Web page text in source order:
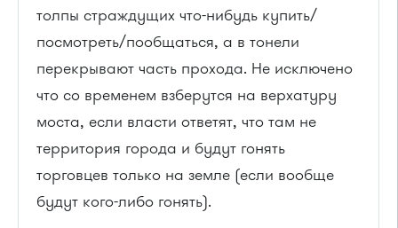
толпы страждущих что-нибудь купить/
посмотреть/пообщаться, а в тонели
перекрывают часть прохода. Не исключено
что со временем взберутся на верхатуру
моста, если власти ответят, что там не
территория города и будут гонять
торговцев только на земле (если вообще
будут кого-либо гонять).